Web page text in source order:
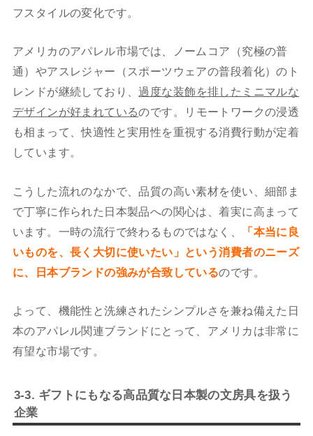
フスタイルの変化です。
アメリカのアパレル市場では、ノームコア（究極の普
通）やアスレジャー（スポーツウェアの普段着化）のト
レンドが継続しており、過度な装飾を排したミニマルな
デザインが好まれているのです。リモートワークの浸透
も相まって、快適性と実用性を重視する消費行動が定着
しています。
こうした流れのなかで、品質の高い素材を使い、細部ま
で丁寧に作られた日本製品への関心は、着実に高まって
います。一時の流行で終わるものではなく、
「本当に良
いものを、長く大切に使いたい」という消費者のニーズ
に、日本ブランドの強みが合致しているのです。
よって、機能性と洗練されたシンプルさを兼ね備えた日
本のアパレル関連ブランドにとって、アメリカは非常に
有望な市場です。
3-3. ギフトにもなる高品質な日本製の文房具を扱う
企業